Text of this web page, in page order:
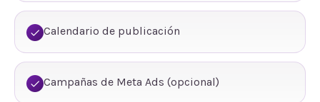
Calendario de publicación
Campañas de Meta Ads (opcional)